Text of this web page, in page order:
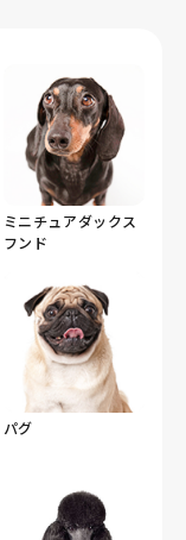
ミニチュアダックス
フンド
パグ